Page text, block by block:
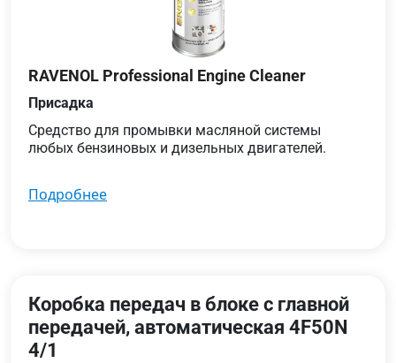
RAVENOL Professional Engine Cleaner
Присадка
Средство для промывки масляной системы
любых бензиновых и дизельных двигателей.
подробнее
Коробка передач в блоке с главной
передачей, автоматическая 4F50N
4/1